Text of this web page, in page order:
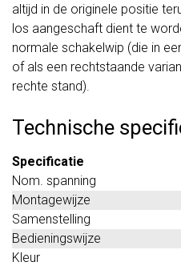
altijd in de originele positie
los aangeschaft dient te
normale schakelwip (die in
of als een rechtstaande
rechte stand).
Technische
Specificatie
Nom. spanning
Montagewijze
Samenstelling
Bedieningswijze
Kleur